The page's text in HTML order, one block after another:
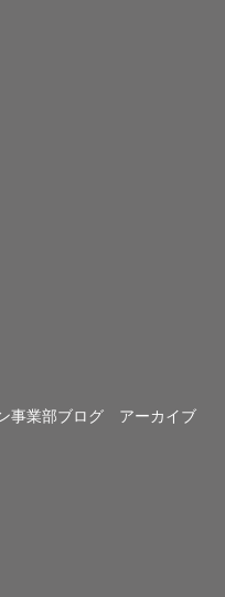
事業部ブログ アーカイブ